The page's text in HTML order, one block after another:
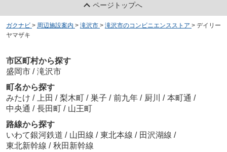
ページトップへ
ガクナビ > 周辺施設案内 > 滝沢市 > 滝沢市のコンビニエンスストア > デイリー
ヤマザキ
市区町村から探す
盛岡市 / 滝沢市
町名から探す
みたけ / 上田 / 梨木町 / 巣子 / 前九年 / 厨川 / 本町通 /
中央通 / 長田町 / 山王町
路線から探す
いわて銀河鉄道 / 山田線 / 東北本線 / 田沢湖線 /
東北新幹線 / 秋田新幹線